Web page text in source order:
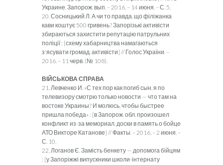
Украине. Запорож. вып. – 2016. – 14 июня. – С. 5.
20. Сосницький Л. А чи то правда, що філіжанка
кави коштує 500 гривень? Запорізькі активісти
збираються захистити репутацію патрульних
поліції : [схему хабарництва намагаються
з'ясувати громад. активісти] // Голос України. –
2016. – 11 черв. (№ 108).
ВІЙСЬКОВА СПРАВА
21. Левченко И. «С тех пор как погиб сын, я по
телевизору смотрю только новости — что там на
востоке Украины? И молюсь, чтобы быстрее
пришла победа» : [в Запорож. обл. произошел
конфликт из-за мемориал. доски в память о бойце
АТО Викторе Катанове] // Факты. – 2016. – 2 июня. –
С. 10.
22. Логанов Є. Замість бенкету — допомога бійцям
: [у Запоріжжі випускники школи-інтернату